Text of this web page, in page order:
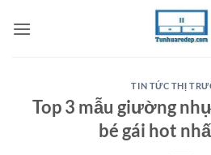
qua
TIN TỨC THỊ
Top 3 mẫu giường
bé gái hot